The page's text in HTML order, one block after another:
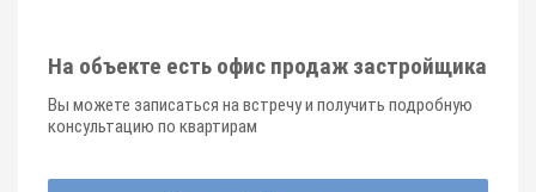
На объекте есть офис продаж застройщика
Вы можете записаться на встречу и получить подробную
консультацию по квартирам